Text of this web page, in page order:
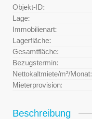
Objekt-ID:
Lage:
Immobilienart:
Lagerfläche:
Gesamtfläche:
Bezugstermin:
Nettokaltmiete/m²/Monat:
Mieterprovision:
Beschreibung